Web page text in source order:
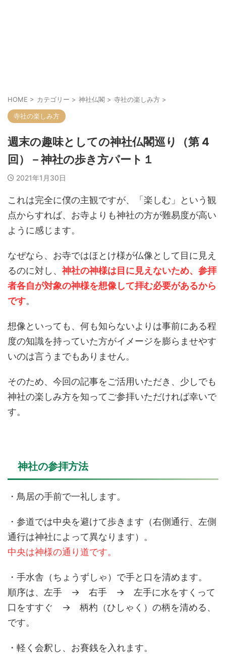
HOME > カテゴリー > 神社仏閣 > 寺社の楽しみ方 >
寺社の楽しみ方
週末の趣味としての神社仏閣巡り（第 4
回）－神社の歩き方パート１
2021年1月30日
これは完全に僕の主観ですが、「楽しむ」という観
点からすれば、お寺よりも神社の方が難易度が高い
ように感じます。
なぜなら、お寺ではほとけ様が仏像として目に見え
るのに対し、 神社の神様は目に見えないため、参拝
者各自が対象の神様を想像して拝む必要があるから
です。
想像といっても、何も知らないよりは事前にある程
度の知識を持っていた方がイメージを膨らませやす
いのは言うまでもありません。
そのため、今回の記事をご活用いただき、少しでも
神社の楽しみ方を知ってご参拝いただければ幸いで
す。
神社の参拝方法
・鳥居の手前で一礼します。
・参道では中央を避けて歩きます（右側通行、左側
通行は神社によって異なります）。
中央は神様の通り道です。
・手水舎（ちょうずしゃ）で手と口を清めます。
順序は、左手 → 右手 → 左手に水をすくって
口をすすぐ → 柄杓（ひしゃく）の柄を清める、
です。
・軽く会釈し、お賽銭を入れます。